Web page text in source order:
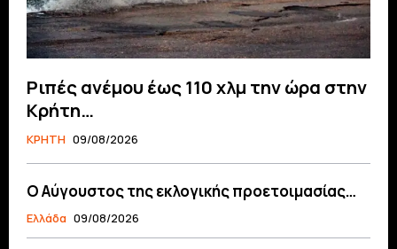
Ριπές ανέμου έως 110 χλμ την ώρα στην
Κρήτη…
ΚΡΗΤΗ 09/08/2026
Ο Αύγουστος της εκλογικής προετοιμασίας…
Ελλάδα 09/08/2026